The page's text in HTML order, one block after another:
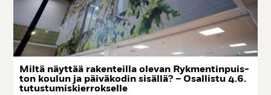
Mil­tä näyt­tää ra­ken­teil­la ole­van Ryk­men­tin­puis­
ton kou­lun ja päi­vä­ko­din si­säl­lä? – Osal­lis­tu 4.6.
tu­tus­tu­mis­kier­rok­sel­le